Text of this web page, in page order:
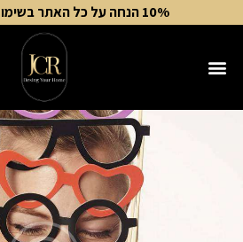
10% הנחה על כל האתר בשימוש בקוד ADI10